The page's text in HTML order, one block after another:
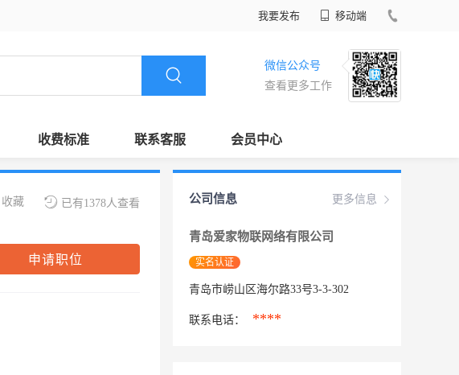
我要发布 移动端
微信公众号
查看更多工作
收费标准 联系客服 会员中心
已有1378人查看
收藏
申请职位
更多信息
公司信息
青岛爱家物联网络有限公司
实名认证
青岛市崂山区海尔路33号3-3-302
联系电话： ****